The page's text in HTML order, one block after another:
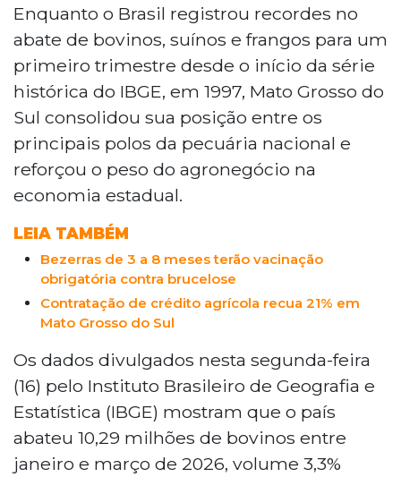
entre os principais polos da pecuária nacional
no primeiro trimestre de 2026, impulsionando
recordes históricos no setor agropecuário
brasileiro. O país abateu 10,29 milhões de
bovinos, alta de 3,3% em relação a 2025,
enquanto o Estado respondeu por 12,1% do
couro cru bovino processado no Brasil,
ocupando o terceiro lugar no ranking nacional.
Enquanto o Brasil registrou recordes no
abate de bovinos, suínos e frangos para um
primeiro trimestre desde o início da série
histórica do IBGE, em 1997, Mato Grosso do
Sul consolidou sua posição entre os
principais polos da pecuária nacional e
reforçou o peso do agronegócio na
economia estadual.
LEIA TAMBÉM
Bezerras de 3 a 8 meses terão vacinação
obrigatória contra brucelose
Contratação de crédito agrícola recua 21% em
Mato Grosso do Sul
Os dados divulgados nesta segunda-feira
(16) pelo Instituto Brasileiro de Geografia e
Estatística (IBGE) mostram que o país
abateu 10,29 milhões de bovinos entre
janeiro e março de 2026, volume 3,3%